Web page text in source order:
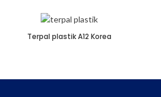
Terpal plastik A12 Korea